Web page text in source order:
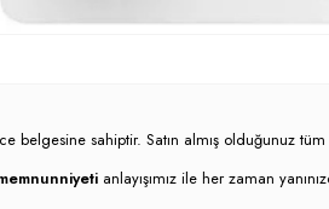
belgesine sahiptir. Satın almış olduğunuz
anlayışımız ile her zaman